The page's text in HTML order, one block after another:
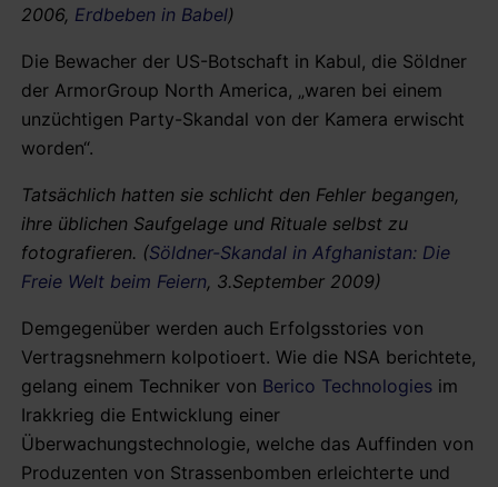
2006, Erdbeben in Babel)
Die Bewacher der US-Botschaft in Kabul, die Söldner
der ArmorGroup North America, „waren bei einem
unzüchtigen Party-Skandal von der Kamera erwischt
worden“.
Tatsächlich hatten sie schlicht den Fehler begangen,
ihre üblichen Saufgelage und Rituale selbst zu
fotografieren. (Söldner-Skandal in Afghanistan: Die
Freie Welt beim Feiern, 3.September 2009)
Demgegenüber werden auch Erfolgsstories von
Vertragsnehmern kolpotioert. Wie die NSA berichtete,
gelang einem Techniker von Berico Technologies im
Irakkrieg die Entwicklung einer
Überwachungstechnologie, welche das Auffinden von
Produzenten von Strassenbomben erleichterte und